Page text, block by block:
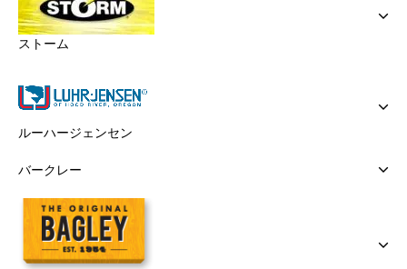
ストーム
ルーハージェンセン
バークレー